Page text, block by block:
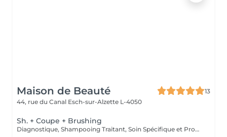
Maison de Beauté
13
44, rue du Canal Esch-sur-Alzette L-4050
Sh. + Coupe + Brushing
Diagnostique, Shampooing Traitant, Soin Spécifique et Produits Coiffants inclus